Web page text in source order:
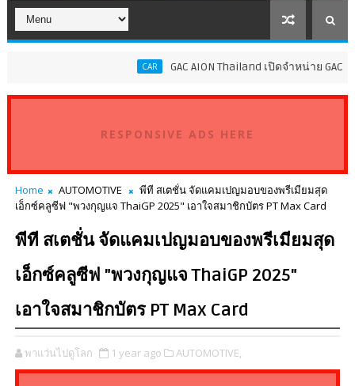
GAC AION Thailand เปิดจำหน่าย GAC GN8
RESPONSIVE ADS HERE
Home AUTOMOTIVE
พีที สเตชั่น จัดแคมเปญมอบของพรีเมียมสุด
เอ็กซ์คลูซีฟ "พวงกุญแจ ThaiGP 2025" เอาใจสมาชิกบัตร PT Max Card
พีที สเตชั่น จัดแคมเปญมอบของพรีเมียมสุด
เอ็กซ์คลูซีฟ "พวงกุญแจ ThaiGP 2025"
เอาใจสมาชิกบัตร PT Max Card
พาแว่นไปดูโลก 1 year ago AUTOMOTIVE,